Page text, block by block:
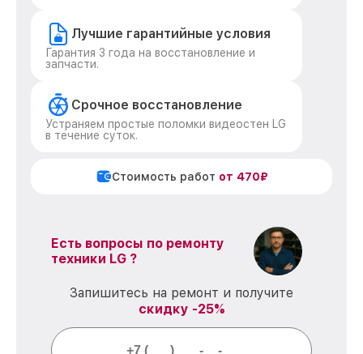
Лучшие гарантийные условия
Гарантия 3 года на восстановление и
запчасти.
Срочное восстановление
Устраняем простые поломки видеостен LG
в течение суток.
Стоимость работ от 470₽
Есть вопросы по ремонту
техники LG ?
Запишитесь на ремонт и получите
скидку -25%